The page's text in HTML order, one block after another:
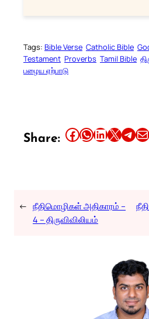
Tags: Bible Verse Catholic Bible
Testament Proverbs Tamil Bible
பழைய ஏற்பாடு
Share: Share this article on Facebook Share this article on WhatsApp Share this article on LinkedIn Share this article on X Share this article on TelegramEmail this Article
← நீதிமொழிகள் அதிகாரம் –
4 – திருவிவிலியம்